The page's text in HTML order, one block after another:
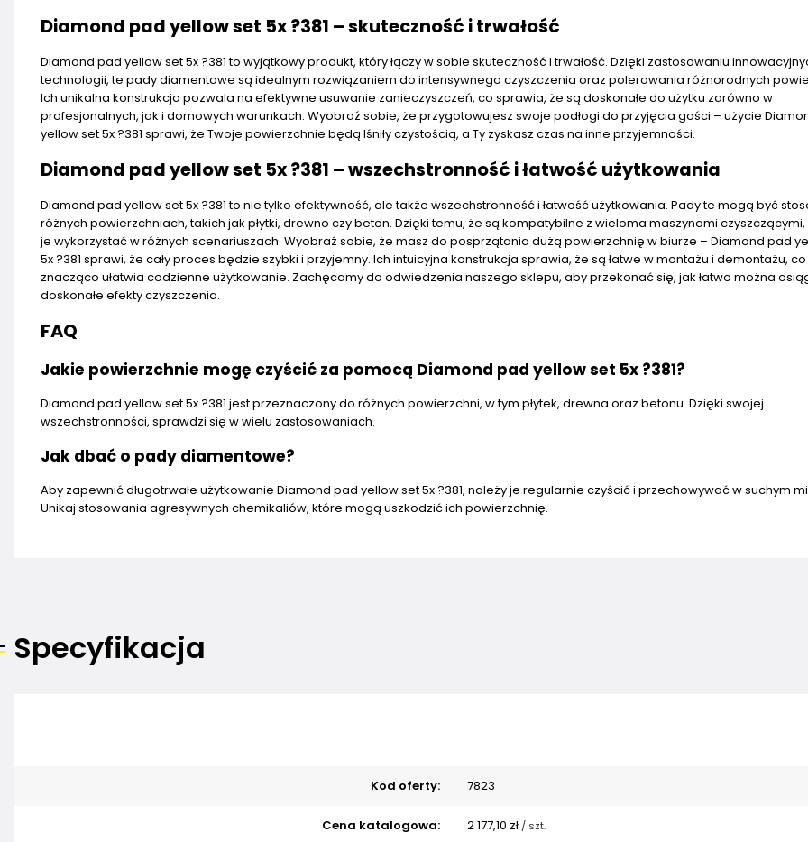
Diamond pad yellow set 5x ?381 – skuteczność i trwałość
Diamond pad yellow set 5x ?381 to wyjątkowy produkt, który łączy w sobie skuteczność i trwałość. Dzięki zastosowaniu
technologii, te pady diamentowe są idealnym rozwiązaniem do intensywnego czyszczenia oraz polerowania różnorodnych
Ich unikalna konstrukcja pozwala na efektywne usuwanie zanieczyszczeń, co sprawia, że są doskonałe do użytku zarówno w
profesjonalnych, jak i domowych warunkach. Wyobraź sobie, że przygotowujesz swoje podłogi do przyjęcia gości – użycie
yellow set 5x ?381 sprawi, że Twoje powierzchnie będą lśniły czystością, a Ty zyskasz czas na inne przyjemności.
Diamond pad yellow set 5x ?381 – wszechstronność i łatwość użytkowania
Diamond pad yellow set 5x ?381 to nie tylko efektywność, ale także wszechstronność i łatwość użytkowania. Pady te mogą być
różnych powierzchniach, takich jak płytki, drewno czy beton. Dzięki temu, że są kompatybilne z wieloma maszynami
je wykorzystać w różnych scenariuszach. Wyobraź sobie, że masz do posprzątania dużą powierzchnię w biurze – Diamond pad
5x ?381 sprawi, że cały proces będzie szybki i przyjemny. Ich intuicyjna konstrukcja sprawia, że są łatwe w montażu i demontażu, co
znacząco ułatwia codzienne użytkowanie. Zachęcamy do odwiedzenia naszego sklepu, aby przekonać się, jak łatwo można
doskonałe efekty czyszczenia.
FAQ
Jakie powierzchnie mogę czyścić za pomocą Diamond pad yellow set 5x ?381?
Diamond pad yellow set 5x ?381 jest przeznaczony do różnych powierzchni, w tym płytek, drewna oraz betonu. Dzięki swojej
wszechstronności, sprawdzi się w wielu zastosowaniach.
Jak dbać o pady diamentowe?
Aby zapewnić długotrwałe użytkowanie Diamond pad yellow set 5x ?381, należy je regularnie czyścić i przechowywać w suchym
Unikaj stosowania agresywnych chemikaliów, które mogą uszkodzić ich powierzchnię.
Specyfikacja
Kod oferty: 7823
Cena katalogowa: 2 177,10 zł / szt.